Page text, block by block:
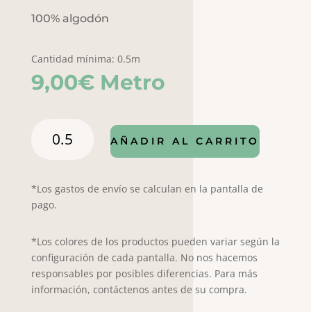
100% algodón
Cantidad mínima: 0.5m
9,00€ Metro
1647
AÑADIR AL CARRITO
*Los gastos de envío se calculan en la pantalla de
pago.
*Los colores de los productos pueden variar según la
configuración de cada pantalla. No nos hacemos
responsables por posibles diferencias. Para más
información, contáctenos antes de su compra.